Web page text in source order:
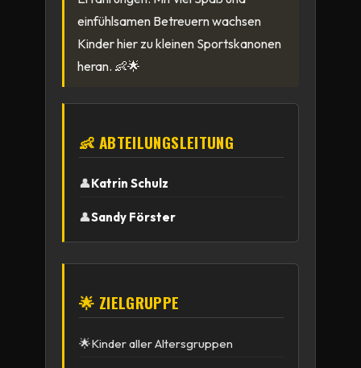
einfühlsamen Betreuern wachsen
Kinder hier zu kleinen Sportskanonen
heran. 👶🌟
👶 ABTEILUNGSLEITUNG
👤Katrin Schulz
👤Sandy Förster
🌟 ZIELGRUPPE
🌟Kinder aller Altersgruppen